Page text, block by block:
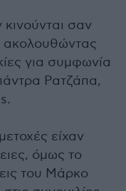
σαν
ακολουθώντας
για συμφωνία
Ρατζάπα,
είχαν
όμως το
του Μάρκο